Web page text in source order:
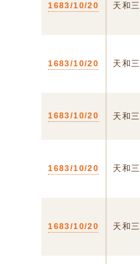
1683/10/20 天和
1683/10/20 天和
1683/10/20 天和
1683/10/20 天和
1683/10/20 天和